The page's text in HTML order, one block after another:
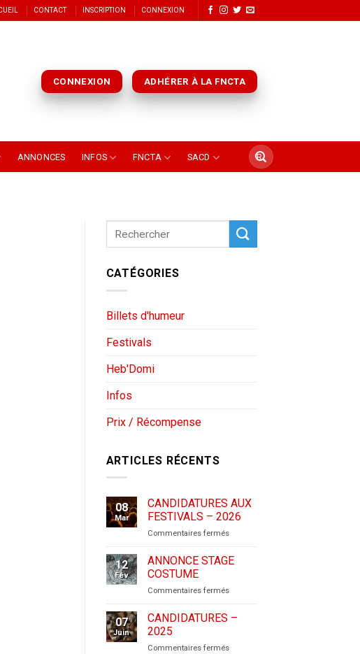
CONTACT INSCRIPTION CONNEXION
CONNEXION ADHÉRER À LA FNCTA
ANNONCES INFOS FNCTA SACD
CATÉGORIES
Billets d'humeur
Festivals
Heb'Domi
Infos
Prix / Récompense
ARTICLES RÉCENTS
08
Mar
CANDIDATURES AUX
FESTIVALS – 2026
Commentaires ferméssur
AUX
2026
12
Fév
ANNONCE STAGE
COSTUME
Commentaires ferméssur
07
Juin
CANDIDATURES –
2025
Commentaires ferméssur